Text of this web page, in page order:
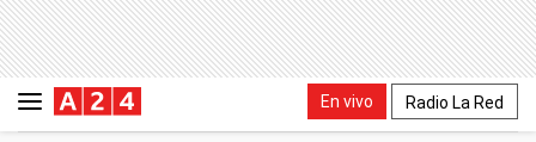
En vivo Radio La Red